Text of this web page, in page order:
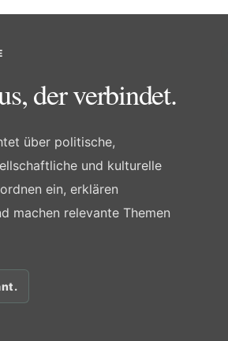
der verbindet.
über politische,
und kulturelle
ein, erklären
machen relevante Themen